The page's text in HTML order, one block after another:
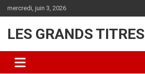
au
mercredi, juin 3, 2026
LES GRANDS TITRES